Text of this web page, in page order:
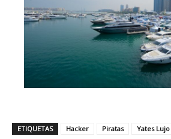
ETIQUETAS Hacker Piratas Yates Lujo